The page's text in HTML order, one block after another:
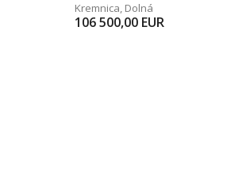
Kremnica, Dolná
106 500,00 EUR